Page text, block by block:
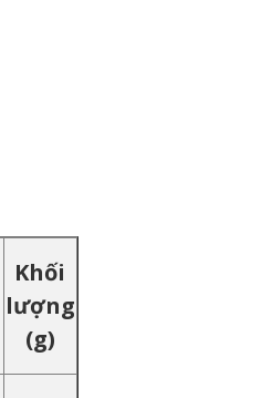
Khối
lượng
(g)